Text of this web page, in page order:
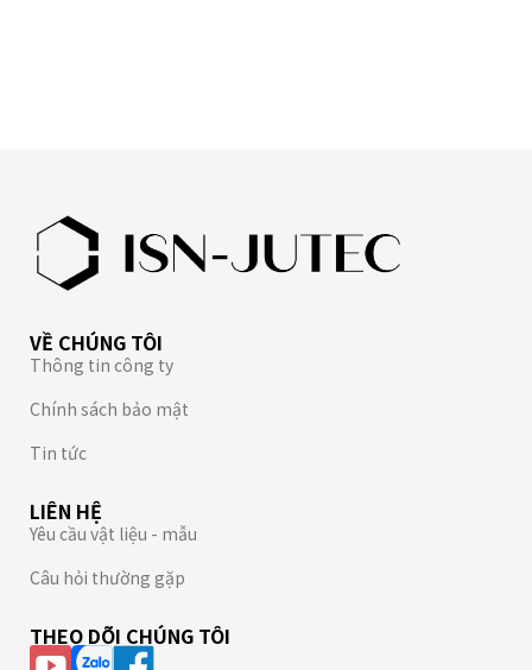
VỀ CHÚNG TÔI
Thông tin công ty
Chính sách bảo mật
Tin tức
LIÊN HỆ
Yêu cầu vật liệu - mẫu
Câu hỏi thường gặp
THEO DÕI CHÚNG TÔI